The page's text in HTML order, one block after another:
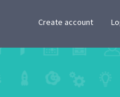
Create account